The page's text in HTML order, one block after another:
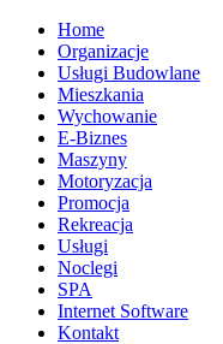
Home
Organizacje
Usługi Budowlane
Mieszkania
Wychowanie
E-Biznes
Maszyny
Motoryzacja
Promocja
Rekreacja
Usługi
Noclegi
SPA
Internet Software
Kontakt